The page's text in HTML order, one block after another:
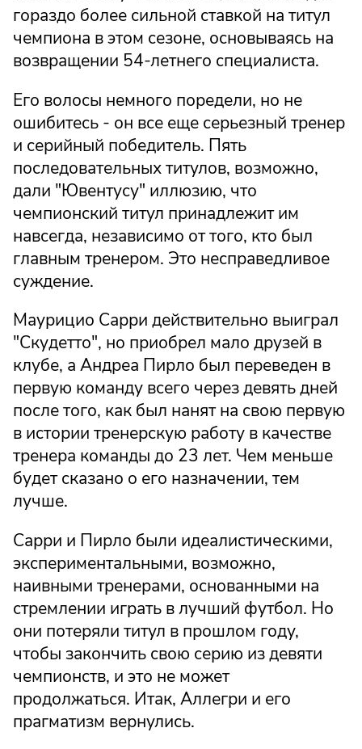
гораздо более сильной ставкой на титул
чемпиона в этом сезоне, основываясь на
возвращении 54-летнего специалиста.
Его волосы немного поредели, но не
ошибитесь - он все еще серьезный тренер
и серийный победитель. Пять
последовательных титулов, возможно,
дали "Ювентусу" иллюзию, что
чемпионский титул принадлежит им
навсегда, независимо от того, кто был
главным тренером. Это несправедливое
суждение.
Маурицио Сарри действительно выиграл
"Скудетто", но приобрел мало друзей в
клубе, а Андреа Пирло был переведен в
первую команду всего через девять дней
после того, как был нанят на свою первую
в истории тренерскую работу в качестве
тренера команды до 23 лет. Чем меньше
будет сказано о его назначении, тем
лучше.
Сарри и Пирло были идеалистическими,
экспериментальными, возможно,
наивными тренерами, основанными на
стремлении играть в лучший футбол. Но
они потеряли титул в прошлом году,
чтобы закончить свою серию из девяти
чемпионств, и это не может
продолжаться. Итак, Аллегри и его
прагматизм вернулись.